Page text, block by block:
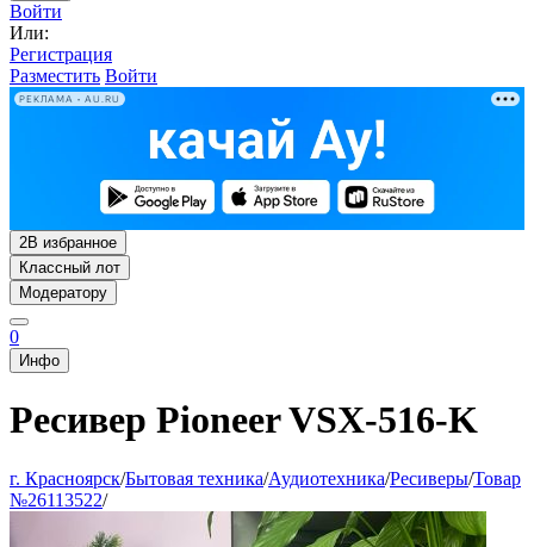
Войти
Или:
Регистрация
Разместить Войти
РЕКЛАМА • AU.RU
2В избранное
Классный лот
Модератору
0
Инфо
Ресивер Pioneer VSX-516-K
г. Красноярск/Бытовая техника/Аудиотехника/Ресиверы/Товар
№26113522/